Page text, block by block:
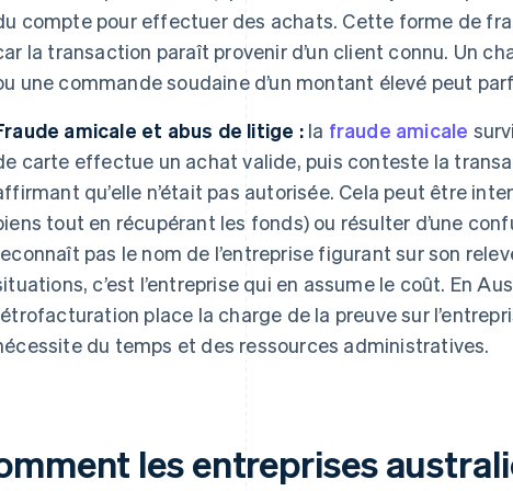
compte pour effectuer des achats. Cette forme de
la transaction paraît provenir d’un client connu. Un
une commande soudaine d’un montant élevé peut
amicale et abus de litige :la fraude amicale
carte effectue un achat valide, puis conteste la
qu’elle n’était pas autorisée. Cela peut être
tout en récupérant les fonds) ou résulter d’une
pas le nom de l’entreprise figurant sur son
c’est l’entreprise qui en assume le coût. En
place la charge de la preuve sur
du temps et des ressources administratives.
les entreprises